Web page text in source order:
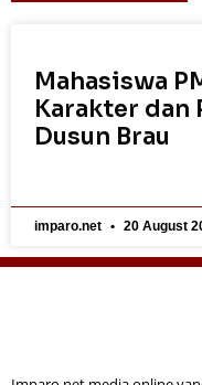
Mahasiswa
Karakter dan
Dusun Brau
imparo.net 20 August